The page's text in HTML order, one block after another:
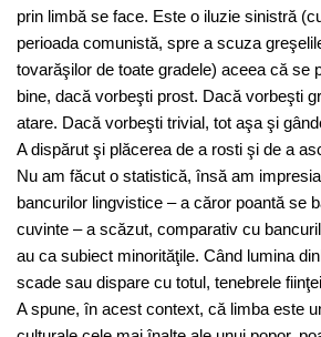
prin limbă se face. Este o iluzie sinistră
perioada comunistă, spre a scuza
tovarăşilor de toate gradele) aceea că se
bine, dacă vorbeşti prost. Dacă vorbeşti
atare. Dacă vorbeşti trivial, tot aşa şi
A dispărut şi plăcerea de a rosti şi de a
Nu am făcut o statistică, însă am
bancurilor lingvistice – a căror poantă se
cuvinte – a scăzut, comparativ cu
au ca subiect minorităţile. Când lumina
scade sau dispare cu totul, tenebrele
A spune, în acest context, că limba este